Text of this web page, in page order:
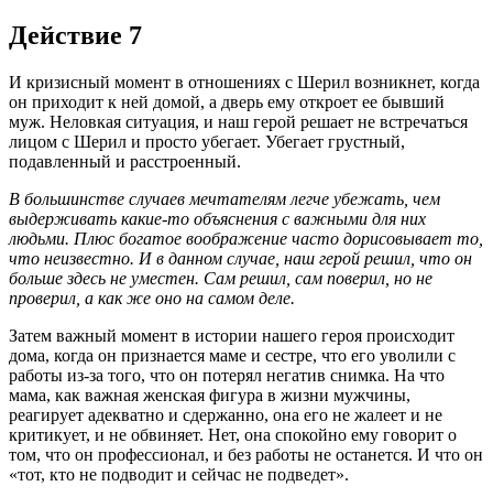
Действие 7
И кризисный момент в отношениях с Шерил возникнет, когда
он приходит к ней домой, а дверь ему откроет ее бывший
муж. Неловкая ситуация, и наш герой решает не встречаться
лицом с Шерил и просто убегает. Убегает грустный,
подавленный и расстроенный.
В большинстве случаев мечтателям легче убежать, чем
выдерживать какие-то объяснения с важными для них
людьми. Плюс богатое воображение часто дорисовывает то,
что неизвестно. И в данном случае, наш герой решил, что он
больше здесь не уместен. Сам решил, сам поверил, но не
проверил, а как же оно на самом деле.
Затем важный момент в истории нашего героя происходит
дома, когда он признается маме и сестре, что его уволили с
работы из-за того, что он потерял негатив снимка. На что
мама, как важная женская фигура в жизни мужчины,
реагирует адекватно и сдержанно, она его не жалеет и не
критикует, и не обвиняет. Нет, она спокойно ему говорит о
том, что он профессионал, и без работы не останется. И что он
«тот, кто не подводит и сейчас не подведет».